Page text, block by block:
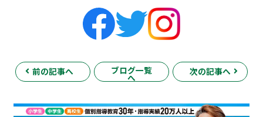
前の記事へ ブログ一覧
へ
次の記事へ